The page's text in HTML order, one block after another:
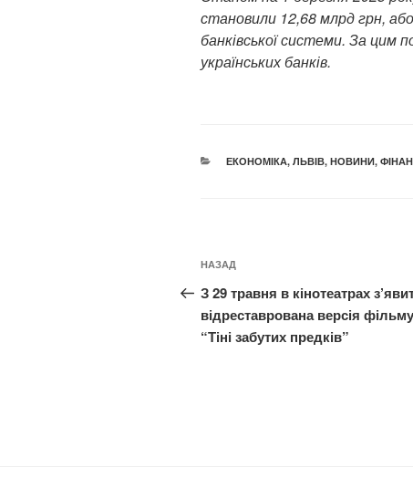
становили 12,68 млрд грн,
банківської системи. За цим
українських банків.
КАТЕГОРІЇ
ЕКОНОМІКА, ЛЬВІВ, НОВИНИ,
Навігація
записів
Попередній
запис:
НАЗАД
З 29 травня в кінотеатрах
відреставрована версія фільму
“Тіні забутих предків”